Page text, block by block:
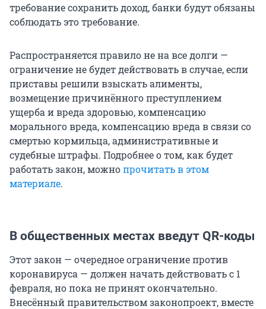
требование сохранить доход, банки будут обязаны
соблюдать это требование.
Распространяется правило не на все долги —
ограничение не будет действовать в случае, если
приставы решили взыскать алименты,
возмещение причинённого преступлением
ущерба и вреда здоровью, компенсацию
морального вреда, компенсацию вреда в связи со
смертью кормильца, административные и
судебные штрафы. Подробнее о том, как будет
работать закон, можнопрочитать в этом
материале.
В общественных местах введут QR-коды
Этот закон — очередное ограничение против
коронавируса — должен начать действовать с 1
февраля, но пока не принят окончательно.
Внесённый правительством законопроект, вместе